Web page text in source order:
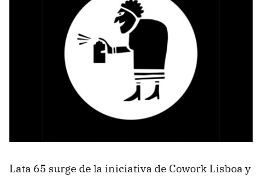
Lata 65 surge de la iniciativa de Cowork Lisboa y